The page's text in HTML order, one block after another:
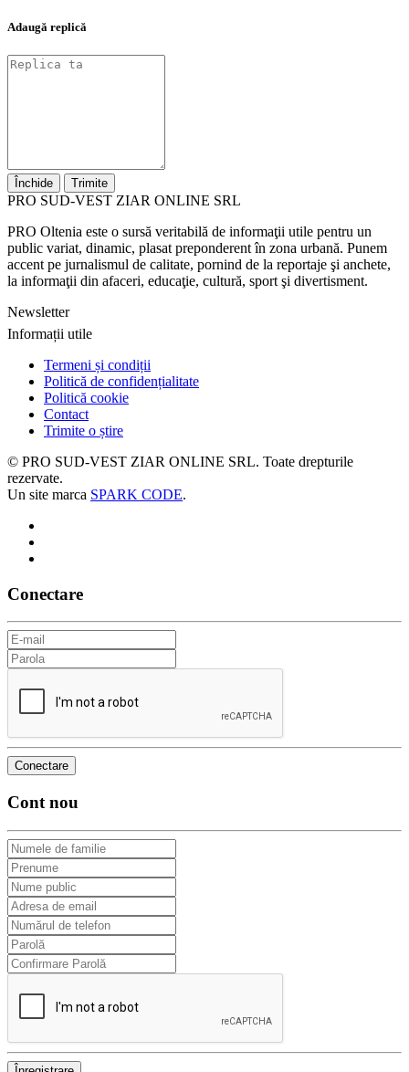
Adaugă replică
Închide Trimite
PRO SUD-VEST ZIAR ONLINE SRL
PRO Oltenia este o sursă veritabilă de informaţii utile pentru un
public variat, dinamic, plasat preponderent în zona urbană. Punem
accent pe jurnalismul de calitate, pornind de la reportaje şi anchete,
la informaţii din afaceri, educaţie, cultură, sport şi divertisment.
Newsletter
Informații utile
Termeni și condiții
Politică de confidențialitate
Politică cookie
Contact
Trimite o știre
© PRO SUD-VEST ZIAR ONLINE SRL. Toate drepturile
rezervate.
Un site marca SPARK CODE.
Conectare
Cont nou